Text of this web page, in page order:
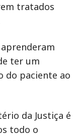
tratados
ter um
do paciente ao
da Justiça é
todo o